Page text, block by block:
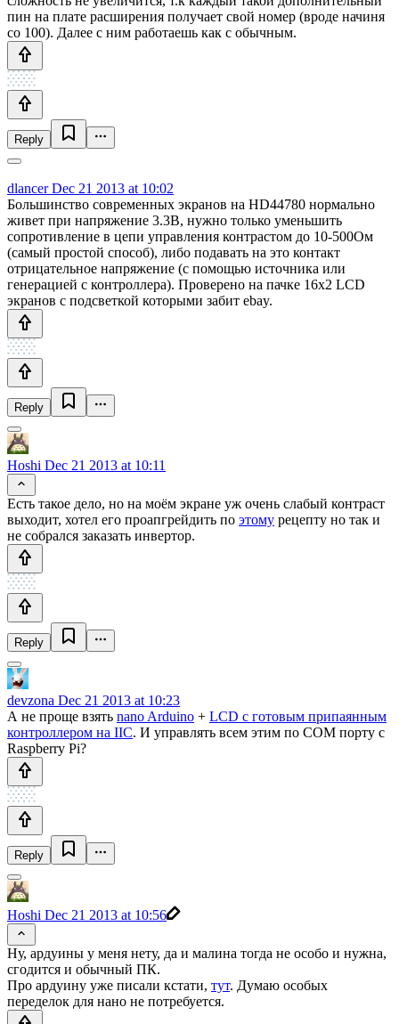
пин на плате расширения получает свой номер (вроде начиня
со 100). Далее с ним работаешь как с обычным.
Reply
dlancerDec 21 2013 at 10:02
Большинство современных экранов на HD44780 нормально
живет при напряжение 3.3В, нужно только уменьшить
сопротивление в цепи управления контрастом до 10-500Ом
(самый простой способ), либо подавать на это контакт
отрицательное напряжение (с помощью источника или
генерацией с контроллера). Проверено на пачке 16x2 LCD
экранов с подсветкой которыми забит ebay.
Reply
Hoshi Dec 21 2013 at 10:11
Есть такое дело, но на моём экране уж очень слабый контраст
выходит, хотел его проапгрейдить по этому рецепту но так и
не собрался заказать инвертор.
Reply
devzona Dec 21 2013 at 10:23
А не проще взять nano Arduino + LCD с готовым припаянным
контроллером на IIC. И управлять всем этим по COM порту с
Raspberry Pi?
Reply
Hoshi Dec 21 2013 at 10:56
Ну, ардуины у меня нету, да и малина тогда не особо и нужна,
сгодится и обычный ПК.
Про ардуину уже писали кстати, тут. Думаю особых
переделок для нано не потребуется.